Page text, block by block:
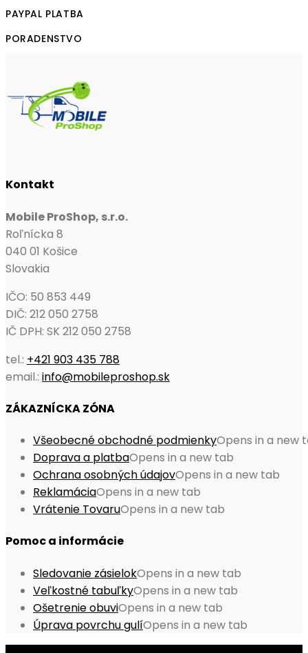
PAYPAL PLATBA
PORADENSTVO
Kontakt
Mobile ProShop, s.r.o.
Roľnícka 8
040 01 Košice
Slovakia
IČO: 50 853 449
DIČ: 212 050 2758
IČ DPH: SK 212 050 2758
tel.: +421 903 435 788
email.: info@mobileproshop.sk
ZÁKAZNÍCKA ZÓNA
Všeobecné obchodné podmienkyOpens in a new
Doprava a platbaOpens in a new tab
Ochrana osobných údajovOpens in a new tab
ReklamáciaOpens in a new tab
Vrátenie TovaruOpens in a new tab
Pomoc a informácie
Sledovanie zásielokOpens in a new tab
Veľkostné tabuľkyOpens in a new tab
Ošetrenie obuviOpens in a new tab
Úprava povrchu gulíOpens in a new tab